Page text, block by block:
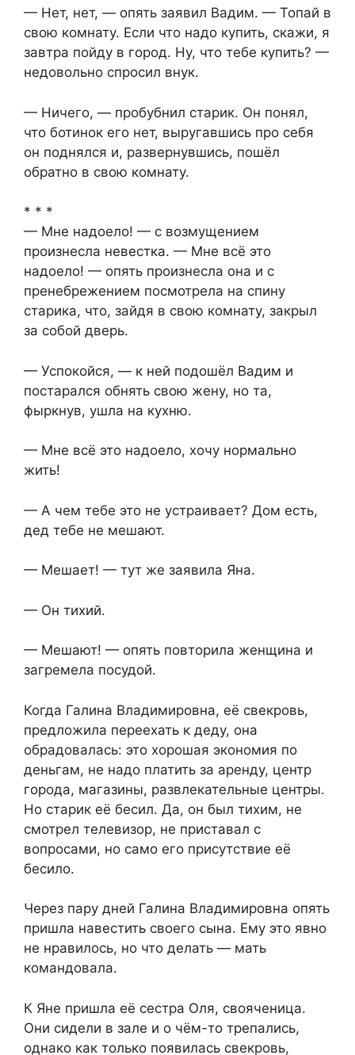
— Нет, нет, — опять заявил Вадим. — Топай в
свою комнату. Если что надо купить, скажи, я
завтра пойду в город. Ну, что тебе купить? —
недовольно спросил внук.
— Ничего, — пробубнил старик. Он понял,
что ботинок его нет, выругавшись про себя
он поднялся и, развернувшись, пошёл
обратно в свою комнату.
* * *
— Мне надоело! — с возмущением
произнесла невестка. — Мне всё это
надоело! — опять произнесла она и с
пренебрежением посмотрела на спину
старика, что, зайдя в свою комнату, закрыл
за собой дверь.
— Успокойся, — к ней подошёл Вадим и
постарался обнять свою жену, но та,
фыркнув, ушла на кухню.
— Мне всё это надоело, хочу нормально
жить!
— А чем тебе это не устраивает? Дом есть,
дед тебе не мешают.
— Мешает! — тут же заявила Яна.
— Он тихий.
— Мешают! — опять повторила женщина и
загремела посудой.
Когда Галина Владимировна, её свекровь,
предложила переехать к деду, она
обрадовалась: это хорошая экономия по
деньгам, не надо платить за аренду, центр
города, магазины, развлекательные центры.
Но старик её бесил. Да, он был тихим, не
смотрел телевизор, не приставал с
вопросами, но само его присутствие её
бесило.
Через пару дней Галина Владимировна опять
пришла навестить своего сына. Ему это явно
не нравилось, но что делать — мать
командовала.
К Яне пришла её сестра Оля, свояченица.
Они сидели в зале и о чём-то трепались,
однако как только появилась свекровь,